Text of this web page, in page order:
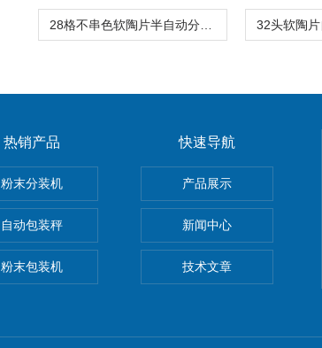
热销产品
粉末分装机
自动包装秤
粉末包装机
快速导航
产品展示
新闻中心
技术文章